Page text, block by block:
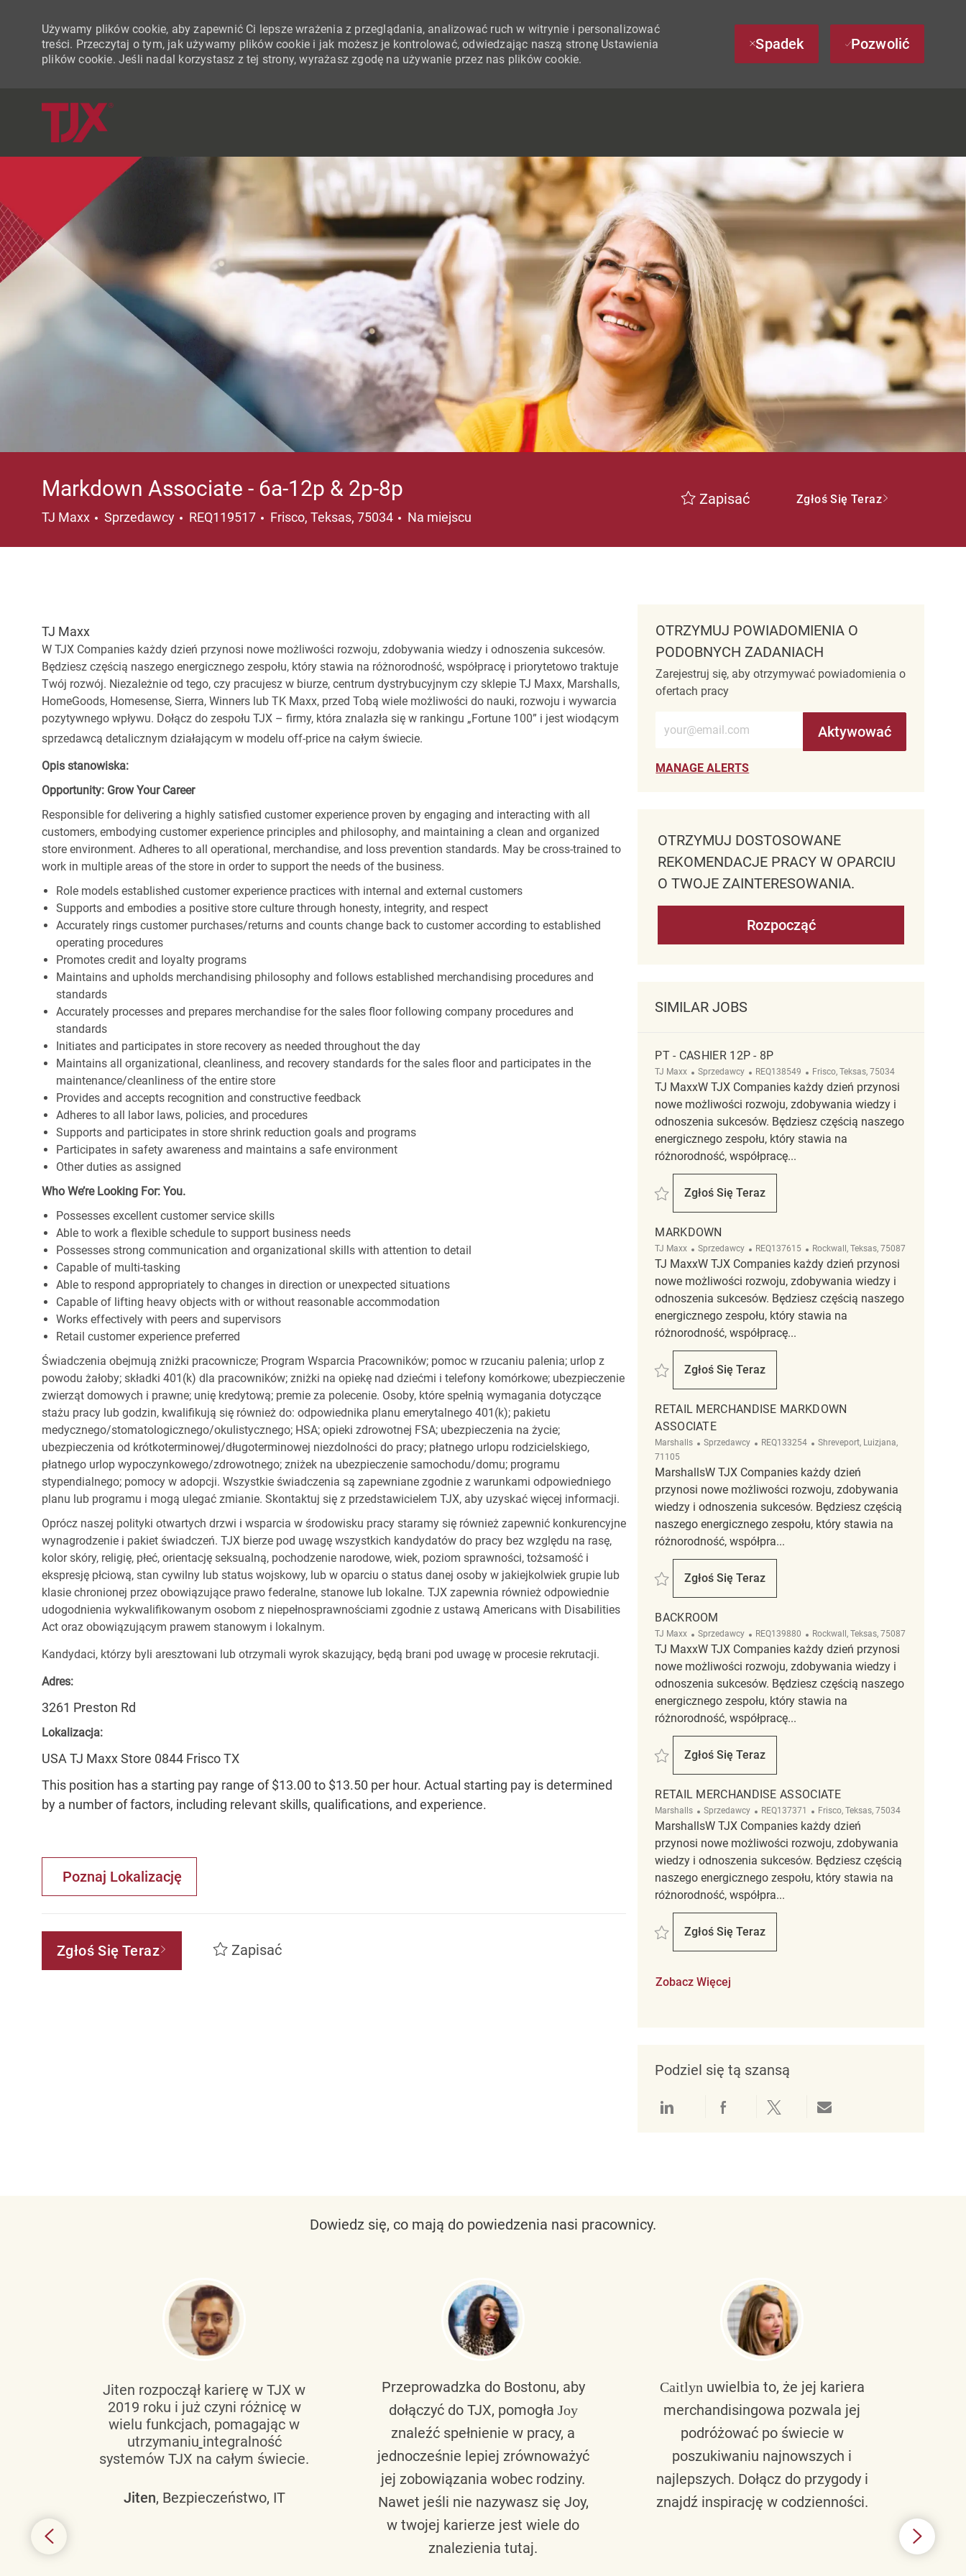
Używamy plików cookie, aby zapewnić Ci lepsze wrażenia z przeglądania, analizować ruch w witrynie i personalizować
treści. Przeczytaj o tym, jak używamy plików cookie i jak możesz je kontrolować, odwiedzając naszą stronę Ustawienia
plików cookie. Jeśli nadal korzystasz z tej strony, wyrażasz zgodę na używanie przez nas plików cookie.
Spadek Pozwolić
Markdown Associate - 6a-12p & 2p-8p
TJ Maxx Kategoria
Sprzedawcy REQ119517 Lokalizacja
Frisco, Teksas, 75034 Na miejscu
Zapisać Zgłoś Się Teraz
TJ Maxx
W TJX Companies każdy dzień przynosi nowe możliwości rozwoju, zdobywania wiedzy i odnoszenia sukcesów.
Będziesz częścią naszego energicznego zespołu, który stawia na różnorodność, współpracę i priorytetowo traktuje
Twój rozwój. Niezależnie od tego, czy pracujesz w biurze, centrum dystrybucyjnym czy sklepie TJ Maxx, Marshalls,
HomeGoods, Homesense, Sierra, Winners lub TK Maxx, przed Tobą wiele możliwości do nauki, rozwoju i wywarcia
pozytywnego wpływu. Dołącz do zespołu TJX – firmy, która znalazła się w rankingu „Fortune 100” i jest wiodącym
sprzedawcą detalicznym działającym w modelu off-price na całym świecie.
Opis stanowiska:
Opportunity: Grow Your Career
Responsible for delivering a highly satisfied customer experience proven by engaging and interacting with all
customers, embodying customer experience principles and philosophy, and maintaining a clean and organized
store environment. Adheres to all operational, merchandise, and loss prevention standards. May be cross-trained to
work in multiple areas of the store in order to support the needs of the business.
Role models established customer experience practices with internal and external customers
Supports and embodies a positive store culture through honesty, integrity, and respect
Accurately rings customer purchases/returns and counts change back to customer according to established
operating procedures
Promotes credit and loyalty programs
Maintains and upholds merchandising philosophy and follows established merchandising procedures and
standards
Accurately processes and prepares merchandise for the sales floor following company procedures and
standards
Initiates and participates in store recovery as needed throughout the day
Maintains all organizational, cleanliness, and recovery standards for the sales floor and participates in the
maintenance/cleanliness of the entire store
Provides and accepts recognition and constructive feedback
Adheres to all labor laws, policies, and procedures
Supports and participates in store shrink reduction goals and programs
Participates in safety awareness and maintains a safe environment
Other duties as assigned
Who We’re Looking For: You.
Possesses excellent customer service skills
Able to work a flexible schedule to support business needs
Possesses strong communication and organizational skills with attention to detail
Capable of multi-tasking
Able to respond appropriately to changes in direction or unexpected situations
Capable of lifting heavy objects with or without reasonable accommodation
Works effectively with peers and supervisors
Retail customer experience preferred
Świadczenia obejmują zniżki pracownicze; Program Wsparcia Pracowników; pomoc w rzucaniu palenia; urlop z
powodu żałoby; składki 401(k) dla pracowników; zniżki na opiekę nad dziećmi i telefony komórkowe; ubezpieczenie
zwierząt domowych i prawne; unię kredytową; premie za polecenie. Osoby, które spełnią wymagania dotyczące
stażu pracy lub godzin, kwalifikują się również do: odpowiednika planu emerytalnego 401(k); pakietu
medycznego/stomatologicznego/okulistycznego; HSA; opieki zdrowotnej FSA; ubezpieczenia na życie;
ubezpieczenia od krótkoterminowej/długoterminowej niezdolności do pracy; płatnego urlopu rodzicielskiego,
płatnego urlop wypoczynkowego/zdrowotnego; zniżek na ubezpieczenie samochodu/domu; programu
stypendialnego; pomocy w adopcji. Wszystkie świadczenia są zapewniane zgodnie z warunkami odpowiedniego
planu lub programu i mogą ulegać zmianie. Skontaktuj się z przedstawicielem TJX, aby uzyskać więcej informacji.
Oprócz naszej polityki otwartych drzwi i wsparcia w środowisku pracy staramy się również zapewnić konkurencyjne
wynagrodzenie i pakiet świadczeń. TJX bierze pod uwagę wszystkich kandydatów do pracy bez względu na rasę,
kolor skóry, religię, płeć, orientację seksualną, pochodzenie narodowe, wiek, poziom sprawności, tożsamość i
ekspresję płciową, stan cywilny lub status wojskowy, lub w oparciu o status danej osoby w jakiejkolwiek grupie lub
klasie chronionej przez obowiązujące prawo federalne, stanowe lub lokalne. TJX zapewnia również odpowiednie
udogodnienia wykwalifikowanym osobom z niepełnosprawnościami zgodnie z ustawą Americans with Disabilities
Act oraz obowiązującym prawem stanowym i lokalnym.
Kandydaci, którzy byli aresztowani lub otrzymali wyrok skazujący, będą brani pod uwagę w procesie rekrutacji.
Adres:
3261 Preston Rd
Lokalizacja:
USA TJ Maxx Store 0844 Frisco TX
This position has a starting pay range of $13.00 to $13.50 per hour. Actual starting pay is determined
by a number of factors, including relevant skills, qualifications, and experience.
Poznaj Lokalizację
Zgłoś Się Teraz Zapisać
OTRZYMUJ POWIADOMIENIA O
PODOBNYCH ZADANIACH
Zarejestruj się, aby otrzymywać powiadomienia o
ofertach pracy
Wprowadź adres e-mail (wymagane)
Aktywować
MANAGE ALERTS
OTRZYMUJ DOSTOSOWANE
REKOMENDACJE PRACY W OPARCIU
O TWOJE ZAINTERESOWANIA.
Rozpocząć
SIMILAR JOBS
PT - CASHIER 12P - 8P
TJ Maxx Kategoria
Sprzedawcy ReqId
REQ138549 Lokalizacja
Frisco, Teksas, 75034
TJ MaxxW TJX Companies każdy dzień przynosi
nowe możliwości rozwoju, zdobywania wiedzy i
odnoszenia sukcesów. Będziesz częścią naszego
energicznego zespołu, który stawia na
różnorodność, współpracę...
Zapisać PT - Cashier 12p - 8p REQ138549
Zgłoś Się Teraz
PT - Cashier 12p - 8p
MARKDOWN
TJ Maxx Kategoria
Sprzedawcy ReqId
REQ137615 Lokalizacja
Rockwall, Teksas, 75087
TJ MaxxW TJX Companies każdy dzień przynosi
nowe możliwości rozwoju, zdobywania wiedzy i
odnoszenia sukcesów. Będziesz częścią naszego
energicznego zespołu, który stawia na
różnorodność, współpracę...
Zapisać Markdown REQ137615
Zgłoś Się Teraz
Markdown
RETAIL MERCHANDISE MARKDOWN
ASSOCIATE
Marshalls Kategoria
Sprzedawcy ReqId
REQ133254 Lokalizacja
Shreveport, Luizjana,
71105
MarshallsW TJX Companies każdy dzień
przynosi nowe możliwości rozwoju, zdobywania
wiedzy i odnoszenia sukcesów. Będziesz częścią
naszego energicznego zespołu, który stawia na
różnorodność, współpra...
Zapisać Retail Merchandise Markdown Associate REQ133254
Zgłoś Się Teraz
Retail Merchandise Markdown Associate
BACKROOM
TJ Maxx Kategoria
Sprzedawcy ReqId
REQ139880 Lokalizacja
Rockwall, Teksas, 75087
TJ MaxxW TJX Companies każdy dzień przynosi
nowe możliwości rozwoju, zdobywania wiedzy i
odnoszenia sukcesów. Będziesz częścią naszego
energicznego zespołu, który stawia na
różnorodność, współpracę...
Zapisać Backroom REQ139880
Zgłoś Się Teraz
Backroom
RETAIL MERCHANDISE ASSOCIATE
Marshalls Kategoria
Sprzedawcy ReqId
REQ137371 Lokalizacja
Frisco, Teksas, 75034
MarshallsW TJX Companies każdy dzień
przynosi nowe możliwości rozwoju, zdobywania
wiedzy i odnoszenia sukcesów. Będziesz częścią
naszego energicznego zespołu, który stawia na
różnorodność, współpra...
Zapisać Retail Merchandise Associate REQ137371
Zgłoś Się Teraz
Retail Merchandise Associate
Zobacz Więcej
Podziel się tą szansą
Udostępnianie przez LinkedIn
Udostępnianie przez Facebook
Udostępnij przez Twitter
Udostępnianie przez e-mail
Dowiedz się, co mają do powiedzenia nasi pracownicy.
Jiten rozpoczął karierę w TJX w
2019 roku i już czyni różnicę w
wielu funkcjach, pomagając w
utrzymaniu integralność
systemów TJX na całym świecie.
Jiten, Bezpieczeństwo, IT
Przeprowadzka do Bostonu, aby
dołączyć do TJX, pomogła Joy
znaleźć spełnienie w pracy, a
jednocześnie lepiej zrównoważyć
jej zobowiązania wobec rodziny.
Nawet jeśli nie nazywasz się Joy,
w twojej karierze jest wiele do
znalezienia tutaj.
Caitlynuwielbia to, że jej kariera
merchandisingowa pozwala jej
podróżować po świecie w
poszukiwaniu najnowszych i
najlepszych. Dołącz do przygody i
znajdź inspirację w codzienności.